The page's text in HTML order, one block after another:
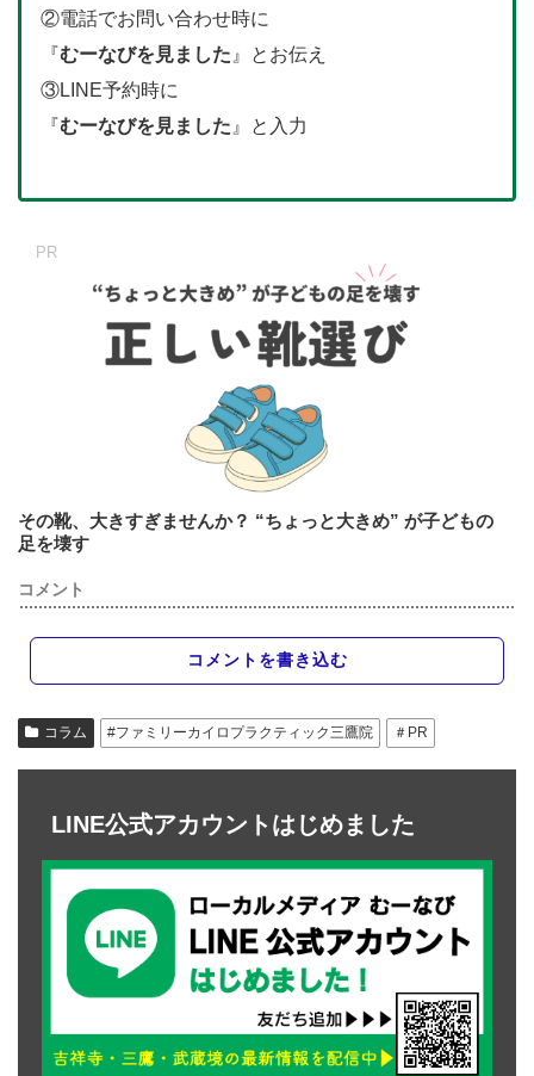
②電話でお問い合わせ時に
『むーなびを見ました 』とお伝え
③LINE予約時に
『むーなびを見ました 』と入力
その靴、大きすぎませんか？ “ちょっと大きめ” が子どもの
足を壊す
コメント
コメントを書き込む
コラム #ファミリーカイロプラクティック三鷹院 ＃PR
LINE公式アカウントはじめました